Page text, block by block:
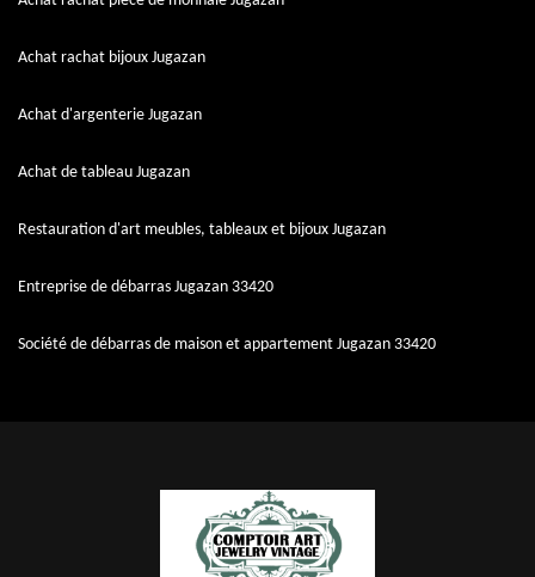
Achat rachat bijoux Jugazan
Achat d'argenterie Jugazan
Achat de tableau Jugazan
Restauration d'art meubles, tableaux et bijoux Jugazan
Entreprise de débarras Jugazan 33420
Société de débarras de maison et appartement Jugazan 33420